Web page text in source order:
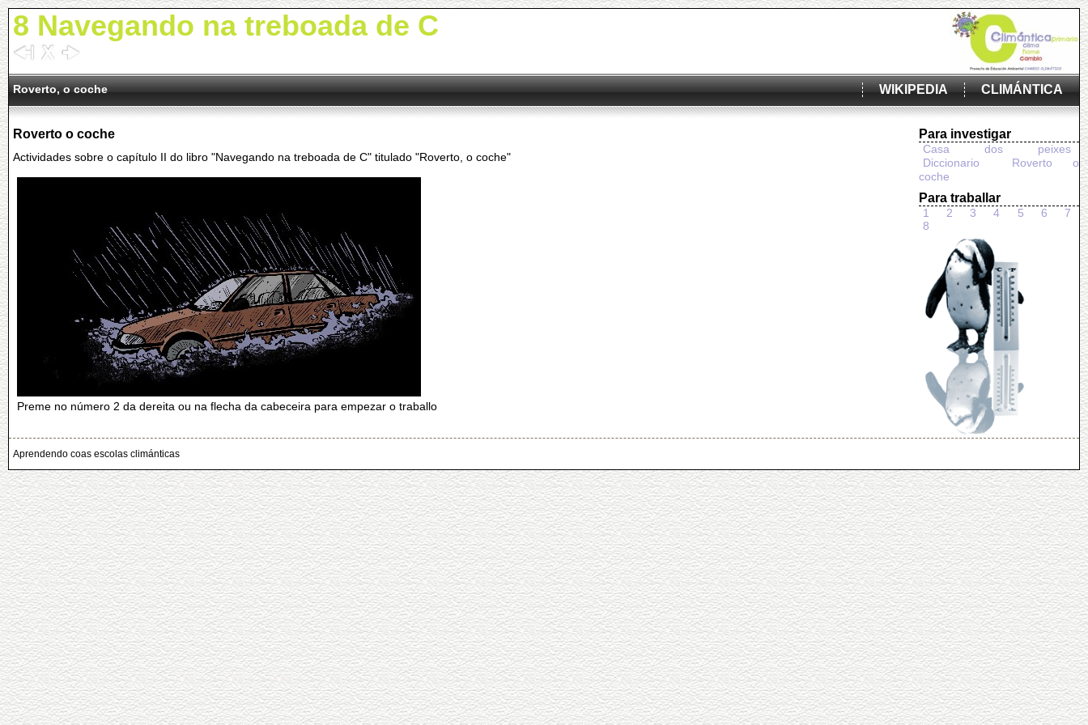
8 Navegando na treboada de C
Roverto, o coche CLIMÁNTICA
WIKIPEDIA
Para investigar
Casa dos peixes
Diccionario
Roverto o
coche
Para traballar
1 2 3 4 5 6
7
8
Roverto o coche
Actividades sobre o capítulo II do libro "Navegando na treboada de C" titulado "Roverto, o coche"
Preme no número 2 da dereita ou na flecha da cabeceira para empezar o traballo
Aprendendo coas escolas climánticas